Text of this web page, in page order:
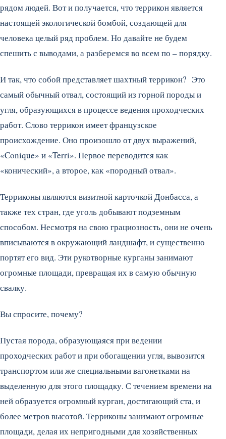
рядом людей. Вот и получается, что террикон является
настоящей экологической бомбой, создающей для
человека целый ряд проблем. Но давайте не будем
спешить с выводами, а разберемся во всем по – порядку.
И так, что собой представляет шахтный террикон? Это
самый обычный отвал, состоящий из горной породы и
угля, образующихся в процессе ведения проходческих
работ. Слово террикон имеет французское
происхождение. Оно произошло от двух выражений,
«Conique» и «Terri». Первое переводится как
«конический», а второе, как «породный отвал».
Терриконы являются визитной карточкой Донбасса, а
также тех стран, где уголь добывают подземным
способом. Несмотря на свою грациозность, они не очень
вписываются в окружающий ландшафт, и существенно
портят его вид. Эти рукотворные курганы занимают
огромные площади, превращая их в самую обычную
свалку.
Вы спросите, почему?
Пустая порода, образующаяся при ведении
проходческих работ и при обогащении угля, вывозится
транспортом или же специальными вагонетками на
выделенную для этого площадку. С течением времени на
ней образуется огромный курган, достигающий ста, и
более метров высотой. Терриконы занимают огромные
площади, делая их непригодными для хозяйственных